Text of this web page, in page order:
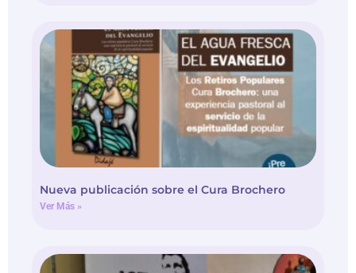
Nueva publicación sobre el Cura Brochero
Ver Más »